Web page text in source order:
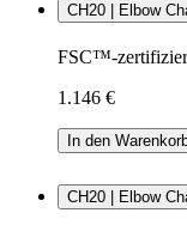
CH20 | Elbow
FSC™-
1.146 €
In den
CH20 | Elbow